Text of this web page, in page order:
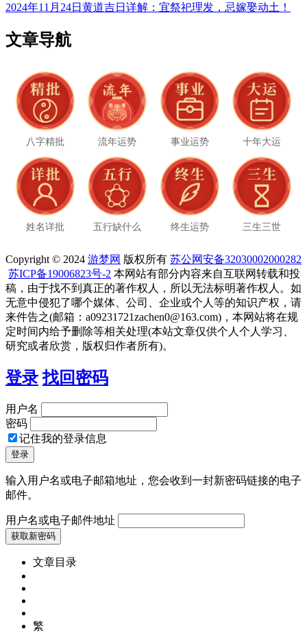
2024年11月24日黄道吉日详解：宜祭祀理发，忌嫁娶动土！
文章导航
八字精批 流年运势 事业运势 十年大运
姓名详批 五行缺什么 终生运势 三生三世
Copyright © 2024 游梦网 版权所有 苏公网安备32030002000282
苏ICP备19006823号-2 本网站有部分内容来自互联网转载和投
稿，由于找不到真正的著作权人，所以无法标明著作权人。如
无意中侵犯了哪个媒体、公司、企业或个人等的知识产权，请
来件告之(邮箱：a09231721zachen0@163.com)，本网站将在规
定时间内给予删除等相关处理(本站文章仅供个人个人学习、
研究或者欣赏，版权归作者所有)。
登录 找回密码
用户名
密码
记住我的登录信息
输入用户名或电子邮箱地址，您会收到一封新密码链接的电子
邮件。
用户名或电子邮件地址
文章目录
繁